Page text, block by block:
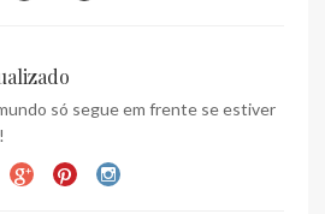
só segue em frente se estiver